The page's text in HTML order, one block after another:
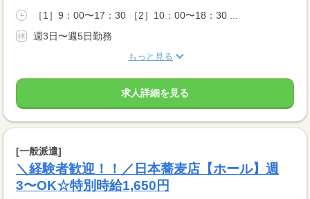
［1］9：00〜17：30 ［2］10：00〜18：30 ...
週3日〜週5日勤務
もっと見る
求人詳細を見る
[一般派遣]
＼経験者歓迎！！／日本蕎麦店【ホール】週
3〜OK☆特別時給1,650円